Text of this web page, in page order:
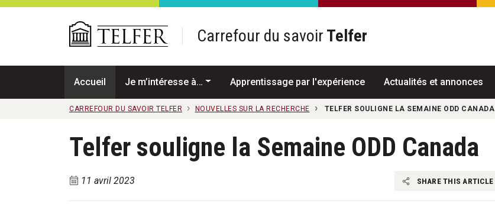
Passer au contenu principal
Carrefour du savoir Telfer
Accueil Je m’intéresse à… Apprentissage par l'expérience Actualités et annonces
CARREFOUR DU SAVOIR TELFER NOUVELLES SUR LA RECHERCHE TELFER SOULIGNE LA SEMAINE ODD CANADA
Telfer souligne la Semaine ODD Canada
11 avril 2023 SHARE THIS ARTICLE